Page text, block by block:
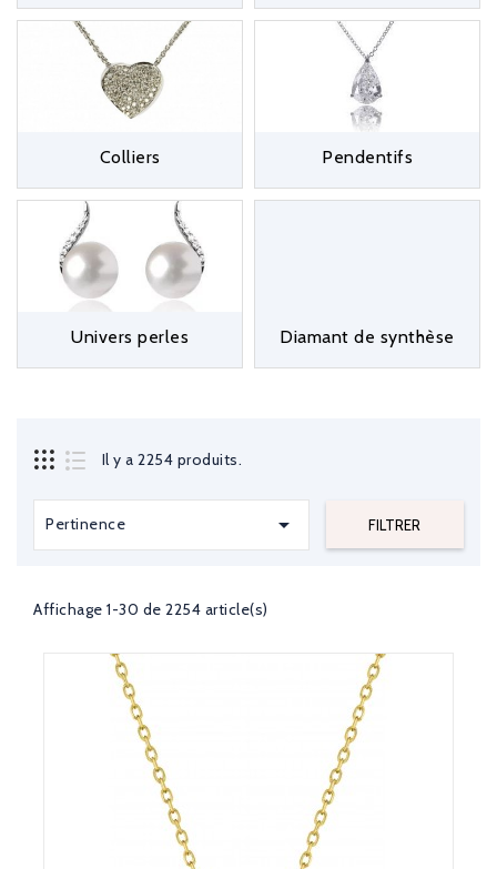
illuminent le visage d’une femme et scintillent de mille
Une large sélection de bijoux One More, colliers,
pendentifs, bracelets, bagues, tendances et stylés.
Colliers Pendentifs
Univers perles Diamant de synthèse
Il y a 2254 produits.
Pertinence  FILTRER
Affichage 1-30 de 2254 article(s)